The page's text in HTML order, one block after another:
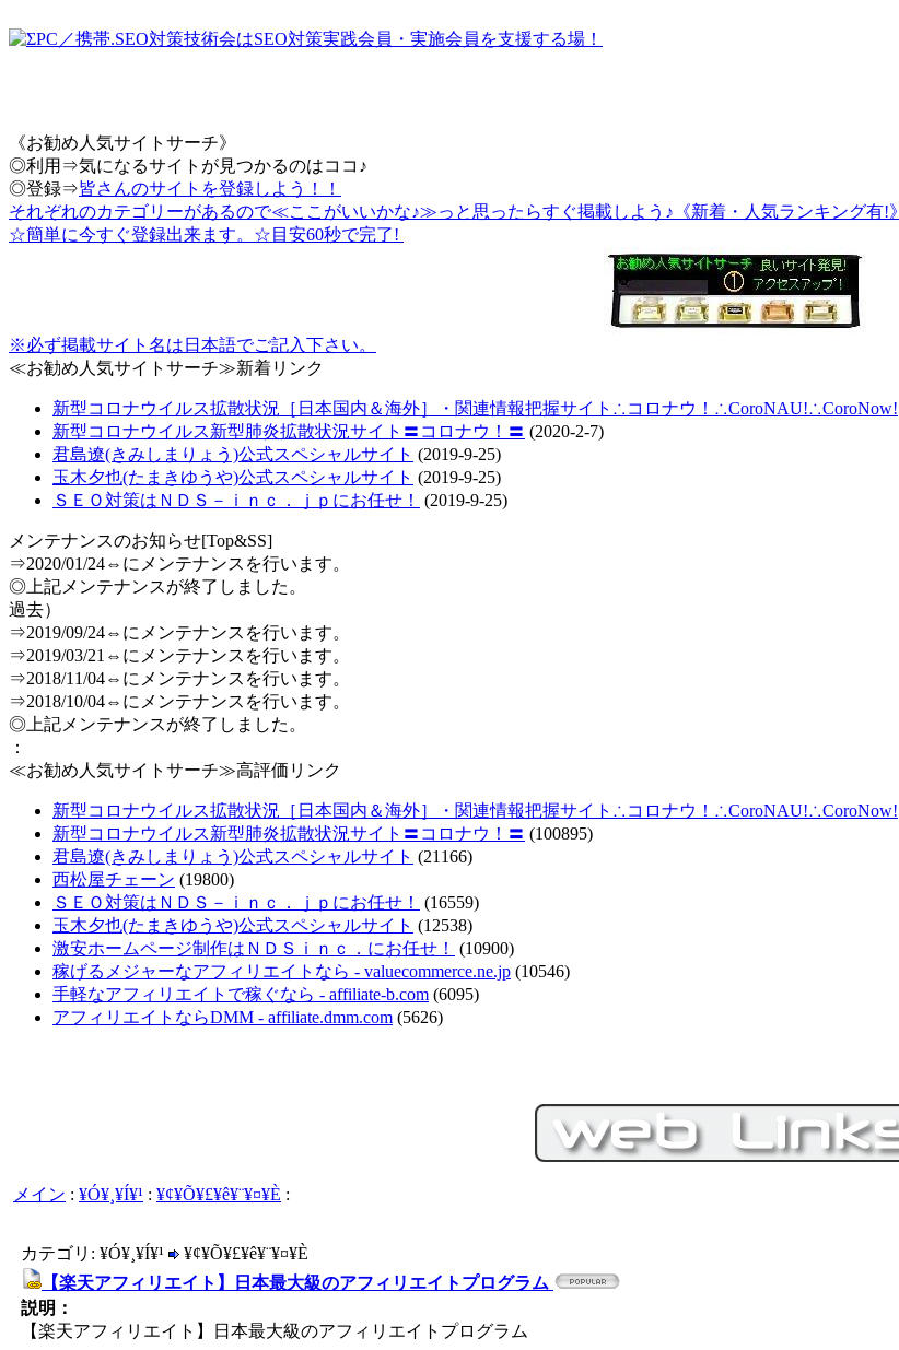
《お勧め人気サイトサーチ》
◎利用⇒気になるサイトが見つかるのはココ♪
◎登録⇒皆さんのサイトを登録しよう！！
それぞれのカテゴリーがあるので≪ここがいいかな♪≫っと思ったらすぐ掲載しよう♪《新着・人気ランキング有!》
☆簡単に今すぐ登録出来ます。☆目安60秒で完了!
※必ず掲載サイト名は日本語でご記入下さい。
≪お勧め人気サイトサーチ≫新着リンク
新型コロナウイルス拡散状況［日本国内＆海外］・関連情報把握サイト∴コロナウ！∴CoroNAU!∴CoroNow!
新型コロナウイルス新型肺炎拡散状況サイト〓コロナウ！〓 (2020-2-7)
君島遼(きみしまりょう)公式スペシャルサイト (2019-9-25)
玉木夕也(たまきゆうや)公式スペシャルサイト (2019-9-25)
ＳＥＯ対策はＮＤＳ－ｉｎｃ．ｊｐにお任せ！
(2019-9-25)
メンテナンスのお知らせ[Top&SS]
⇒2020/01/24⇔にメンテナンスを行います。
◎上記メンテナンスが終了しました。
過去）
⇒2019/09/24⇔にメンテナンスを行います。
⇒2019/03/21⇔にメンテナンスを行います。
⇒2018/11/04⇔にメンテナンスを行います。
⇒2018/10/04⇔にメンテナンスを行います。
◎上記メンテナンスが終了しました。
：
≪お勧め人気サイトサーチ≫高評価リンク
新型コロナウイルス拡散状況［日本国内＆海外］・関連情報把握サイト∴コロナウ！∴CoroNAU!∴CoroNow!
新型コロナウイルス新型肺炎拡散状況サイト〓コロナウ！〓 (100895)
君島遼(きみしまりょう)公式スペシャルサイト (21166)
西松屋チェーン (19800)
ＳＥＯ対策はＮＤＳ－ｉｎｃ．ｊｐにお任せ！
(16559)
玉木夕也(たまきゆうや)公式スペシャルサイト (12538)
激安ホームページ制作はＮＤＳｉｎｃ．にお任せ！
(10900)
稼げるメジャーなアフィリエイトなら - valuecommerce.ne.jp (10546)
手軽なアフィリエイトで稼ぐなら - affiliate-b.com (6095)
アフィリエイトならDMM - affiliate.dmm.com (5626)
メイン : ¥Ó¥¸¥Í¥¹ : ¥¢¥Õ¥£¥ê¥¨¥¤¥È :
カテゴリ: ¥Ó¥¸¥Í¥¹
¥¢¥Õ¥£¥ê¥¨¥¤¥È
【楽天アフィリエイト】日本最大級のアフィリエイトプログラム
説明：
【楽天アフィリエイト】日本最大級のアフィリエイトプログラム